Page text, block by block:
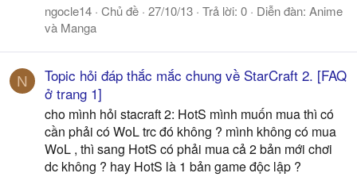
ngocle14 Chủ đề 27/10/13 Trả lời: 0 Diễn đàn: Anime
và Manga
N
Topic hỏi đáp thắc mắc chung về StarCraft 2. [FAQ
ở trang 1]
cho mình hỏi stacraft 2: HotS mình muốn mua thì có
cần phải có WoL trc đó không ? mình không có mua
WoL , thì sang HotS có phải mua cả 2 bản mới chơi
dc không ? hay HotS là 1 bản game độc lập ?